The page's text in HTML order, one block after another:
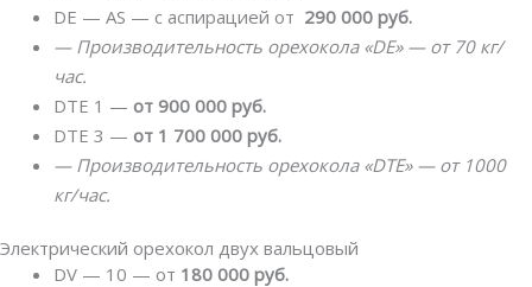
DE — AS — с аспирацией от 290 000 руб.
— Производительность орехокола «DE» — от 70 кг/
час.
DTE 1 — от 900 000 руб.
DTE 3 — от 1 700 000 руб.
— Производительность орехокола «DTE» — от 1000
кг/час.
Электрический орехокол двух вальцовый
DV — 10 — от 180 000 руб.